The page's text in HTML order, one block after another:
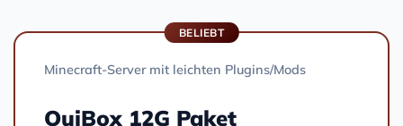
BELIEBT
Minecraft-Server mit leichten Plugins/Mods
OuiBox 12G Paket